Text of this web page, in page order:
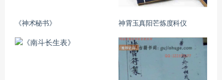
《神术秘书》 神霄玉真阳芒炼度科仪